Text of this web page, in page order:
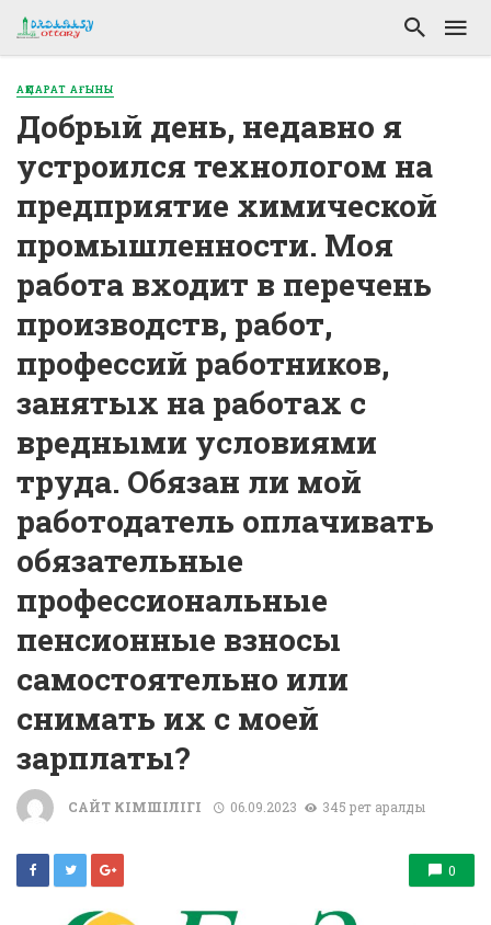
АҚПАРАТ АҒЫНЫ
Добрый день, недавно я
устроился технологом на
предприятие химической
промышленности. Моя
работа входит в перечень
производств, работ,
профессий работников,
занятых на работах с
вредными условиями
труда. Обязан ли мой
работодатель оплачивать
обязательные
профессиональные
пенсионные взносы
самостоятельно или
снимать их с моей
зарплаты?
САЙТ ӘКІМШІЛІГІ 06.09.2023 345 рет қаралды
0